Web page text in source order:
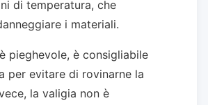
di temperatura, che
i materiali.
pieghevole, è consigliabile
per evitare di rovinarne la
la valigia non è